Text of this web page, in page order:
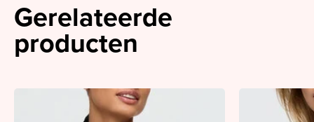
Gerelateerde
producten